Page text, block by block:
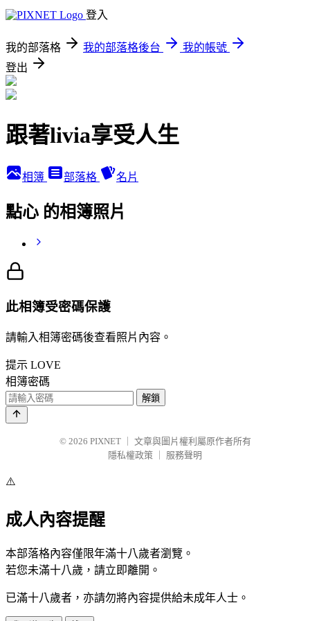
登入
我的部落格 我的部落格後台
我的帳號
登出
跟著livia享受人生
相簿 部落格 名片
點心 的相簿照片
此相簿受密碼保護
請輸入相簿密碼後查看照片內容。
提示 LOVE
相簿密碼
解鎖
© 2026 PIXNET
文章與圖片權利屬原作者所有
隱私權政策
服務聲明
⚠️
成人內容提醒
本部落格內容僅限年滿十八歲者瀏覽。
若您未滿十八歲，請立即離開。
已滿十八歲者，亦請勿將內容提供給未成年人士。